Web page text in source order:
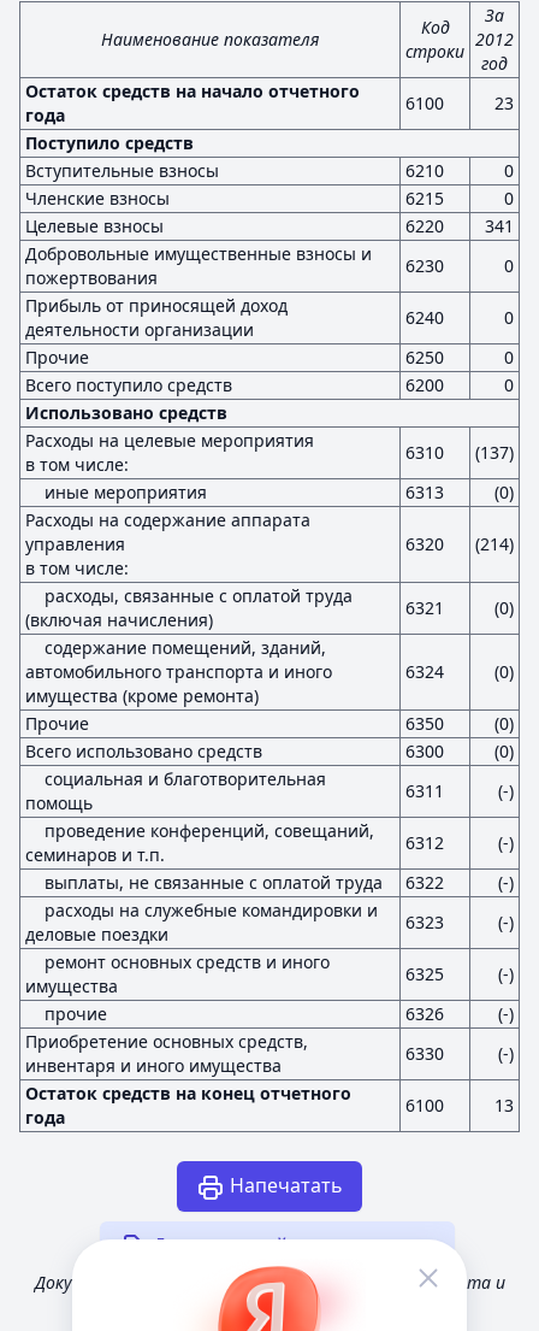
Наименование показателя
Код
строки
За
2012
год
Остаток средств на начало отчетного
года
6100
23
Поступило средств
Вступительные взносы
6210
0
Членские взносы
6215
0
Целевые взносы
6220
341
Добровольные имущественные взносы и
пожертвования
6230
0
Прибыль от приносящей доход
деятельности организации
6240
0
Прочие
6250
0
Всего поступило средств
6200
0
Использовано средств
Расходы на целевые мероприятия
в том числе:
6310
(137)
иные мероприятия
6313
(0)
Расходы на содержание аппарата
управления
в том числе:
6320 (214)
расходы, связанные с оплатой труда
(включая начисления)
6321
(0)
содержание помещений, зданий,
автомобильного транспорта и иного
имущества (кроме ремонта)
6324 (0)
Прочие 6350
(0)
Всего использовано средств
6300
(0)
социальная и благотворительная
помощь
6311
(-)
проведение конференций, совещаний,
семинаров и т.п.
6312
(-)
выплаты, не связанные с оплатой труда
6322
(-)
расходы на служебные командировки и
деловые поездки
6323
(-)
ремонт основных средств и иного
имущества
6325
(-)
прочие
6326
(-)
Приобретение основных средств,
инвентаря и иного имущества
6330
(-)
Остаток средств на конец отчетного
года
6100 13
Напечатать
Другая случайная отчетность
Документ получен из открытых источников Росстата и
Федеральной налоговой службы России